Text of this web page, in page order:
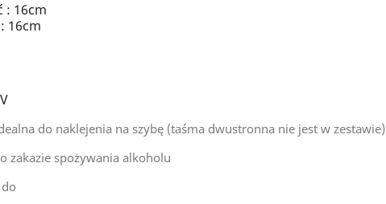
: 16cm
16cm
do naklejenia na szybę (taśma dwustronna nie jest w zestawie)
zakazie spożywania alkoholu